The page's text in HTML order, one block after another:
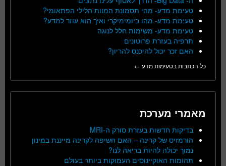
טעימת מדע- מהי תסמונת המוות הלילי הפתאומי?
טעימת מדע- מהו ביומימיקרי ואיך הוא עוזר למדע?
טעימת מדע- משימות חלל לנוגה
תרפיה בעזרת פרוטונים
האם זכר יכול להיכנס להריון?
כל הכתבות בטעימות מדע ←
מאמרי מערכת
בדיקות חדשות בעזרת סורק ה-MRI
הורמזיס של קרינה – האם חשיפה לקרינה מייננת במינון
נמוך יכולה להיות בריאה לנו?
תהומות האוקיינוסים העמוקות ביותר בעולם